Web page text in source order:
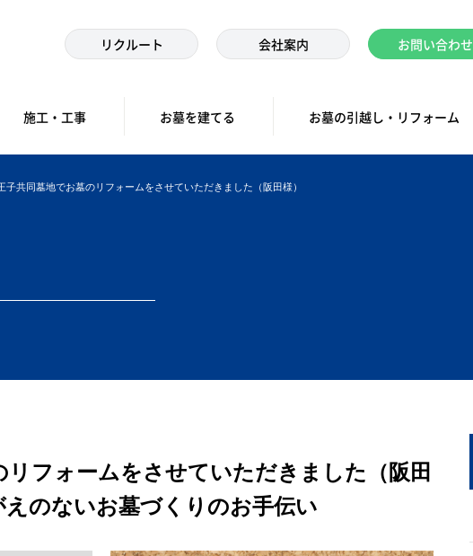
リクルート 会社案内 お問い合わせ
施工・工事 お墓を建てる お墓の引越し・リフォーム
子共同墓地でお墓のリフォームをさせていただきました（阪田様）
リフォームをさせていただきました（阪田
のないお墓づくりのお手伝い